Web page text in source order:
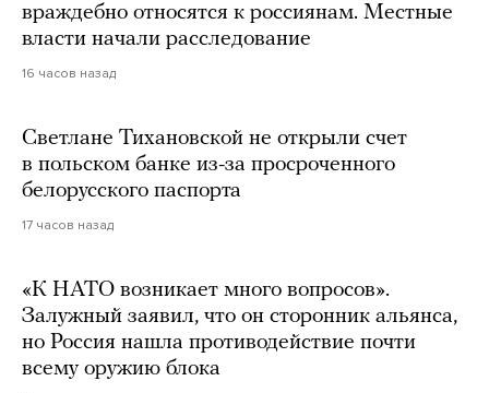
враждебно относятся к россиянам. Местные
власти начали расследование
16 часов назад
Светлане Тихановской не открыли счет
в польском банке из-за просроченного
белорусского паспорта
17 часов назад
«К НАТО возникает много вопросов».
Залужный заявил, что он сторонник альянса,
но Россия нашла противодействие почти
всему оружию блока